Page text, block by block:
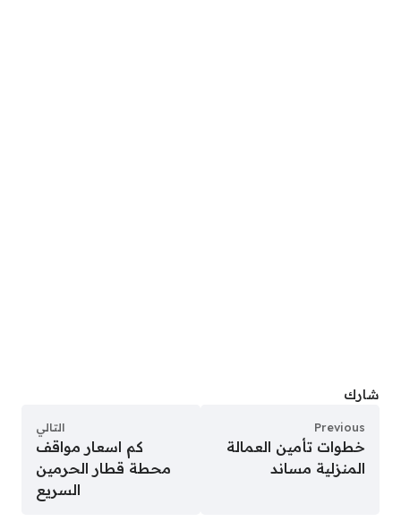
شارك
Previous
خطوات تأمين العمالة
المنزلية مساند
التالي
كم اسعار مواقف
محطة قطار الحرمين
السريع